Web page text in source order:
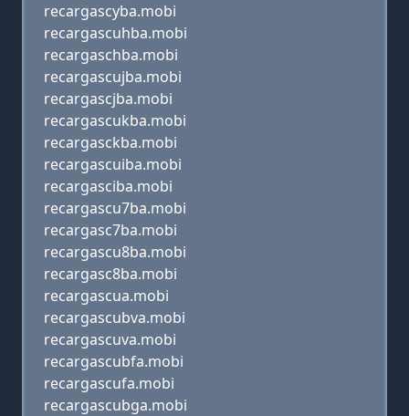
recargascyba.mobi
recargascuhba.mobi
recargaschba.mobi
recargascujba.mobi
recargascjba.mobi
recargascukba.mobi
recargasckba.mobi
recargascuiba.mobi
recargasciba.mobi
recargascu7ba.mobi
recargasc7ba.mobi
recargascu8ba.mobi
recargasc8ba.mobi
recargascua.mobi
recargascubva.mobi
recargascuva.mobi
recargascubfa.mobi
recargascufa.mobi
recargascubga.mobi